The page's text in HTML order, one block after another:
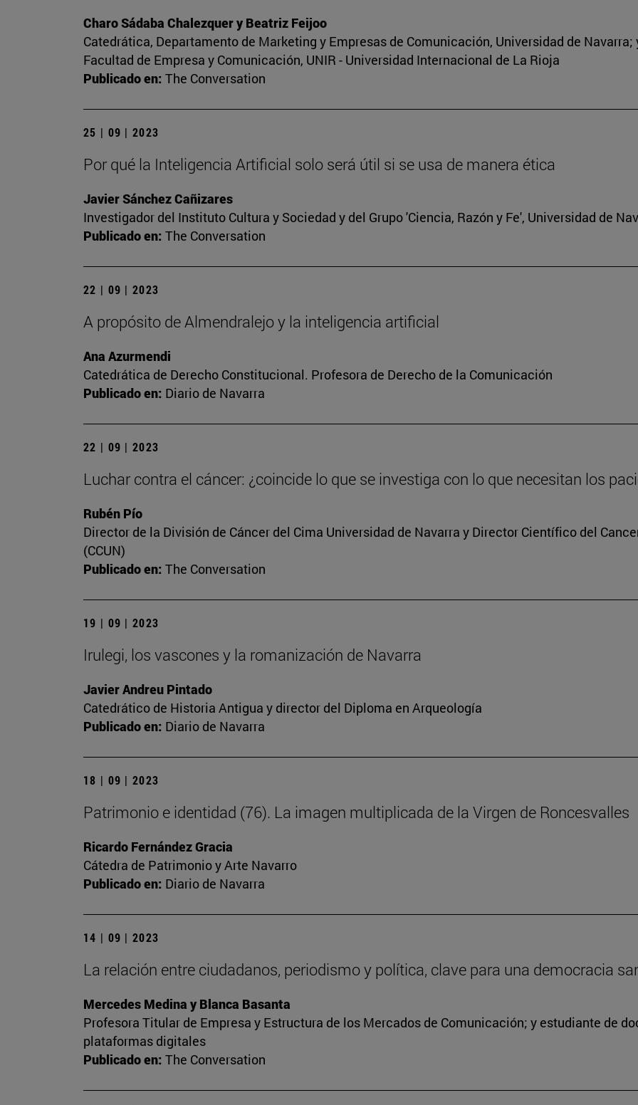
Charo Sádaba Chalezquer y Beatriz Feijoo
Catedrática, Departamento de Marketing y Empresas de Comunicación, Universidad de
Facultad de Empresa y Comunicación, UNIR - Universidad Internacional de La Rioja
Publicado en: The Conversation
25 | 09 | 2023
Por qué la Inteligencia Artificial solo será útil si se usa de manera ética
Javier Sánchez Cañizares
Investigador del Instituto Cultura y Sociedad y del Grupo 'Ciencia, Razón y Fe', Universidad de
Publicado en: The Conversation
22 | 09 | 2023
A propósito de Almendralejo y la inteligencia artificial
Ana Azurmendi
Catedrática de Derecho Constitucional. Profesora de Derecho de la Comunicación
Publicado en: Diario de Navarra
22 | 09 | 2023
Luchar contra el cáncer: ¿coincide lo que se investiga con lo que necesitan los
Rubén Pío
Director de la División de Cáncer del Cima Universidad de Navarra y Director Científico del
(CCUN)
Publicado en: The Conversation
19 | 09 | 2023
Irulegi, los vascones y la romanización de Navarra
Javier Andreu Pintado
Catedrático de Historia Antigua y director del Diploma en Arqueología
Publicado en: Diario de Navarra
18 | 09 | 2023
Patrimonio e identidad (76). La imagen multiplicada de la Virgen de Roncesvalles
Ricardo Fernández Gracia
Cátedra de Patrimonio y Arte Navarro
Publicado en: Diario de Navarra
14 | 09 | 2023
La relación entre ciudadanos, periodismo y política, clave para una democracia
Mercedes Medina y Blanca Basanta
Profesora Titular de Empresa y Estructura de los Mercados de Comunicación; y estudiante de
plataformas digitales
Publicado en: The Conversation